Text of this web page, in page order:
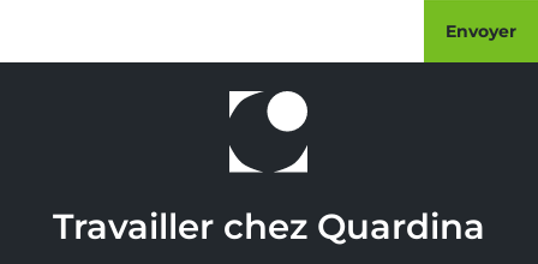
Envoyer
Travailler chez Quardina